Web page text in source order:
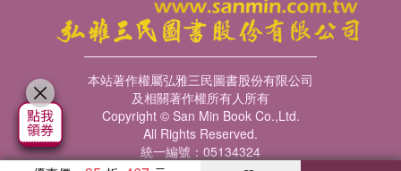
本站著作權屬弘雅三民圖書股份有限公司
及相關著作權所有人所有
Copyright © San Min Book Co.,Ltd.
All Rights Reserved.
統一編號：05134324